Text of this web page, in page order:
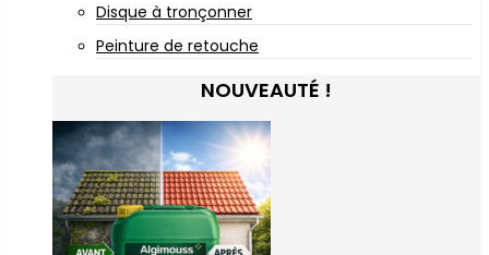
Disque à tronçonner
Peinture de retouche
NOUVEAUTÉ !